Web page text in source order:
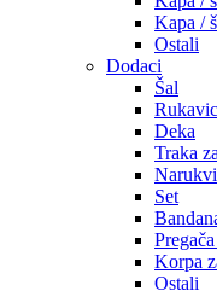
Kapa /
Ostali
Dodaci
Šal
Deka
Traka
Set
Korpa
Ostali